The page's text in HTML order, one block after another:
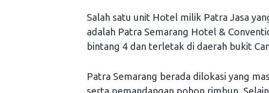
Salah satu unit Hotel milik Patra Jasa
adalah Patra Semarang Hotel &
bintang 4 dan terletak di daerah bukit
Patra Semarang berada dilokasi yang